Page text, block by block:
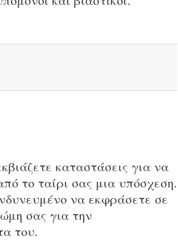
καταστάσεις για να
το ταίρι σας μια υπόσχεση.
να εκφράσετε σε
σας για την
του.